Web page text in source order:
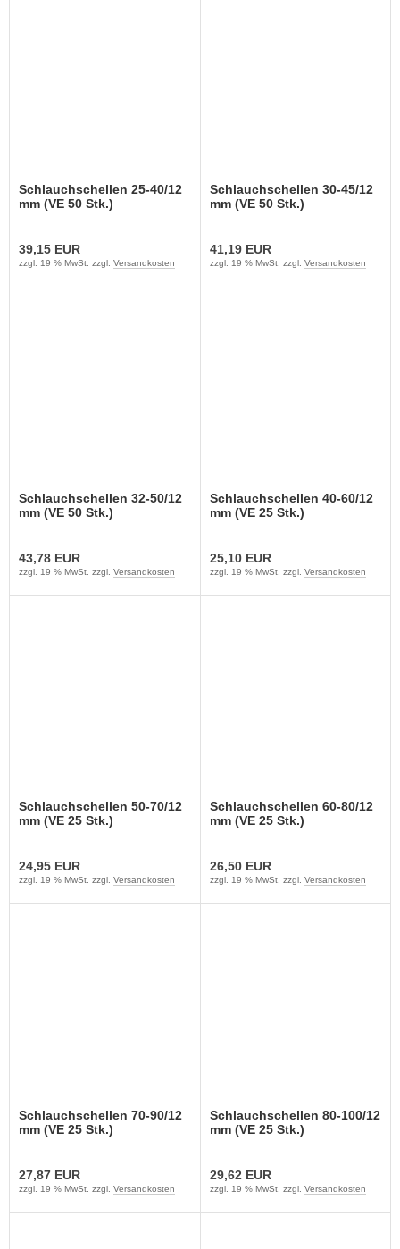
Schlauchschellen 25-40/12
mm (VE 50 Stk.)
39,15 EUR
zzgl. 19 % MwSt. zzgl. Versandkosten
Schlauchschellen 30-45/12
mm (VE 50 Stk.)
41,19 EUR
zzgl. 19 % MwSt. zzgl. Versandkosten
Schlauchschellen 32-50/12
mm (VE 50 Stk.)
43,78 EUR
zzgl. 19 % MwSt. zzgl. Versandkosten
Schlauchschellen 40-60/12
mm (VE 25 Stk.)
25,10 EUR
zzgl. 19 % MwSt. zzgl. Versandkosten
Schlauchschellen 50-70/12
mm (VE 25 Stk.)
24,95 EUR
zzgl. 19 % MwSt. zzgl. Versandkosten
Schlauchschellen 60-80/12
mm (VE 25 Stk.)
26,50 EUR
zzgl. 19 % MwSt. zzgl. Versandkosten
Schlauchschellen 70-90/12
mm (VE 25 Stk.)
27,87 EUR
zzgl. 19 % MwSt. zzgl. Versandkosten
Schlauchschellen 80-100/12
mm (VE 25 Stk.)
29,62 EUR
zzgl. 19 % MwSt. zzgl. Versandkosten